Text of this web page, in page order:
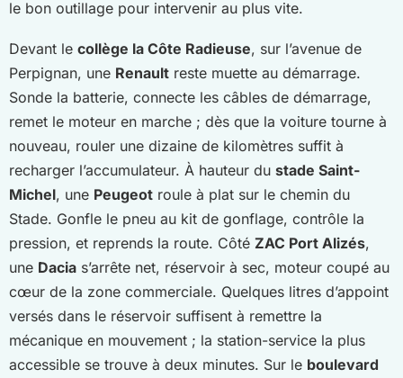
le bon outillage pour intervenir au plus vite.
Devant le collège la Côte Radieuse, sur l’avenue de
Perpignan, une Renault reste muette au démarrage.
Sonde la batterie, connecte les câbles de démarrage,
remet le moteur en marche ; dès que la voiture tourne à
nouveau, rouler une dizaine de kilomètres suffit à
recharger l’accumulateur. À hauteur du stade Saint-
Michel, une Peugeot roule à plat sur le chemin du
Stade. Gonfle le pneu au kit de gonflage, contrôle la
pression, et reprends la route. Côté ZAC Port Alizés,
une Dacia s’arrête net, réservoir à sec, moteur coupé au
cœur de la zone commerciale. Quelques litres d’appoint
versés dans le réservoir suffisent à remettre la
mécanique en mouvement ; la station-service la plus
accessible se trouve à deux minutes. Sur le boulevard